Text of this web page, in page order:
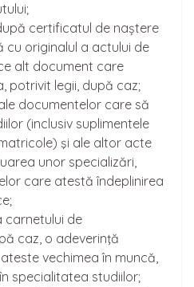
certificatul de naștere
cu originalul a actului de
alt document care
potrivit legii, după caz;
documentelor care să
(inclusiv suplimentele
şi ale altor acte
unor specializări,
care atestă îndeplinirea
carnetului de
caz, o adeverinţă
vechimea în muncă,
specialitatea studiilor;